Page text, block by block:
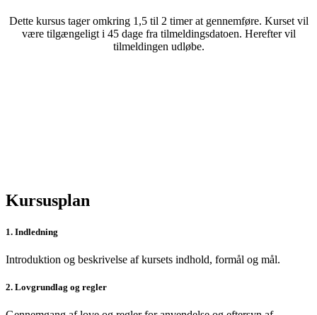
Dette kursus tager omkring 1,5 til 2 timer at gennemføre. Kurset vil
være tilgængeligt i 45 dage fra tilmeldingsdatoen. Herefter vil
tilmeldingen udløbe.
Kursusplan
1. Indledning
Introduktion og beskrivelse af kursets indhold, formål og mål.
2. Lovgrundlag og regler